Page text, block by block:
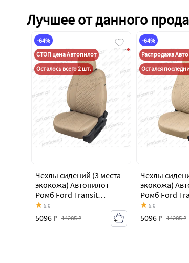
Лучшее от данного
-64%
СТОП цена Автопилот
Осталось всего 2 шт.
Чехлы сидений (3 места
экокожа) Автопилот
Ромб Ford Transit
цельнометаллический
фургон (2006-2014)
5.0
5096 ₽ 14285 ₽
-64%
Распродажа
Остался
Чехлы
экокожа)
Ромб Ford
фургон (2006-
5.0
5096 ₽ 14285 ₽